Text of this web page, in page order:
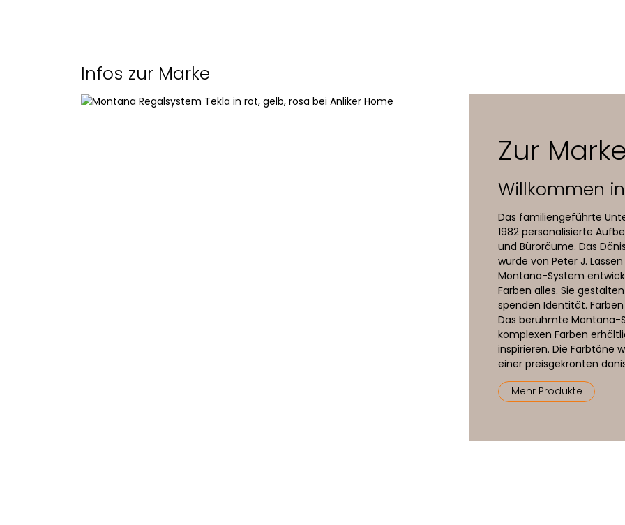
Infos zur Marke
Zur
Willkommen
Das familiengeführte
1982 personalisierte
und Büroräume. Das
wurde von Peter J.
Montana-System
Farben alles. Sie
spenden Identität.
Das berühmte Montana-
komplexen Farben
inspirieren. Die Farbtöne
einer preisgekrönten
Mehr Produkte